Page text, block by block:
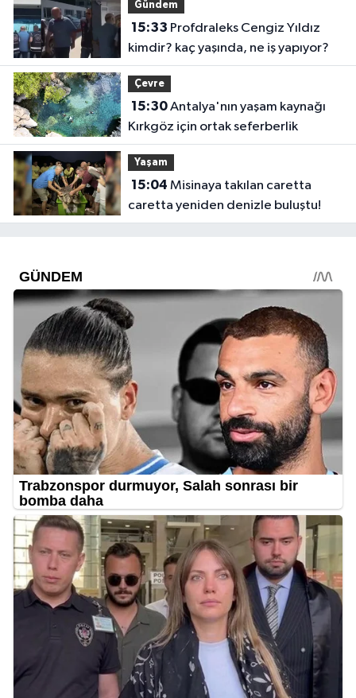
Gündem
15:33
kimdir? kaç yaşında, ne iş yapıyor?
Çevre
15:30Antalya'nın yaşam kaynağı
Kırkgöz için ortak seferberlik
Yaşam
15:04
caretta yeniden denizle buluştu!